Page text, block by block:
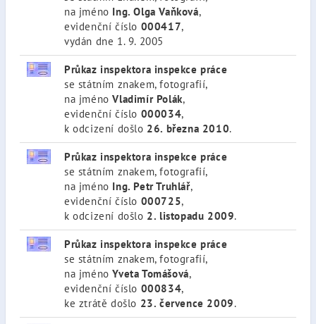
na jméno Ing. Olga Vaňková,
evidenční číslo 000417,
vydán dne 1. 9. 2005
Průkaz inspektora inspekce práce
se státním znakem, fotografií,
na jménoVladimír Polák,
evidenční číslo 000034,
k odcizení došlo 26. března 2010.
Průkaz inspektora inspekce práce
se státním znakem, fotografií,
na jméno Ing. Petr Truhlář,
evidenční číslo 000725,
k odcizení došlo 2. listopadu 2009.
Průkaz inspektora inspekce práce
se státním znakem, fotografií,
na jménoYveta Tomášová,
evidenční číslo 000834,
ke ztrátě došlo 23. července 2009.